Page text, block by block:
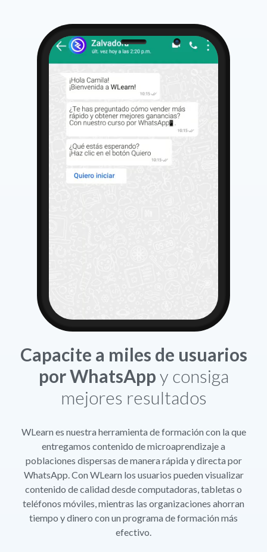
Capacite a miles de usuarios
por WhatsAppy consiga
mejores resultados
WLearn es nuestra herramienta de formación con la que
entregamos contenido de microaprendizaje a
poblaciones dispersas de manera rápida y directa por
WhatsApp. Con WLearn los usuarios pueden visualizar
contenido de calidad desde computadoras, tabletas o
teléfonos móviles, mientras las organizaciones ahorran
tiempo y dinero con un programa de formación más
efectivo.
Parlante Cámara